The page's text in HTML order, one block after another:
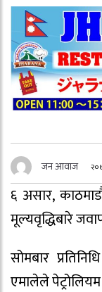
जन आवाज
६ असार,
मूल्यवृद्धिबारे
सोमबार
एमालेले